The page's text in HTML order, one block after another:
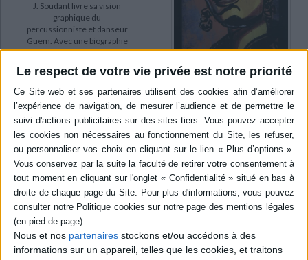
Le respect de votre vie privée est notre priorité
Nous et nos partenaires stockons et/ou accédons à des
informations sur un appareil, telles que les cookies, et traitons
J. Soudant livre sa vision
graphique du
percussionniste et danseur
Guem. Avec une biographie
qui replace l'oeuvre de
l'artiste dans son contexte
historique et social.
©Electre 2026
20,00 €
Indisponible
Bye bye blackbird
Auteur :Marc Villard
Éditeur(s) :BD Music
Editions BD Music
Ce roman noir raconte la vie
la nuit à New York, à Harlem,
au son du jazz. ©Electre
20,00 €
Indisponible